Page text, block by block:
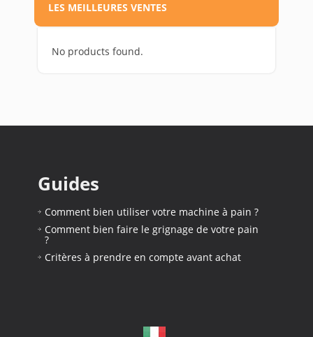
LES MEILLEURES VENTES
No products found.
Guides
Comment bien utiliser votre machine à pain ?
Comment bien faire le grignage de votre pain
?
Critères à prendre en compte avant achat